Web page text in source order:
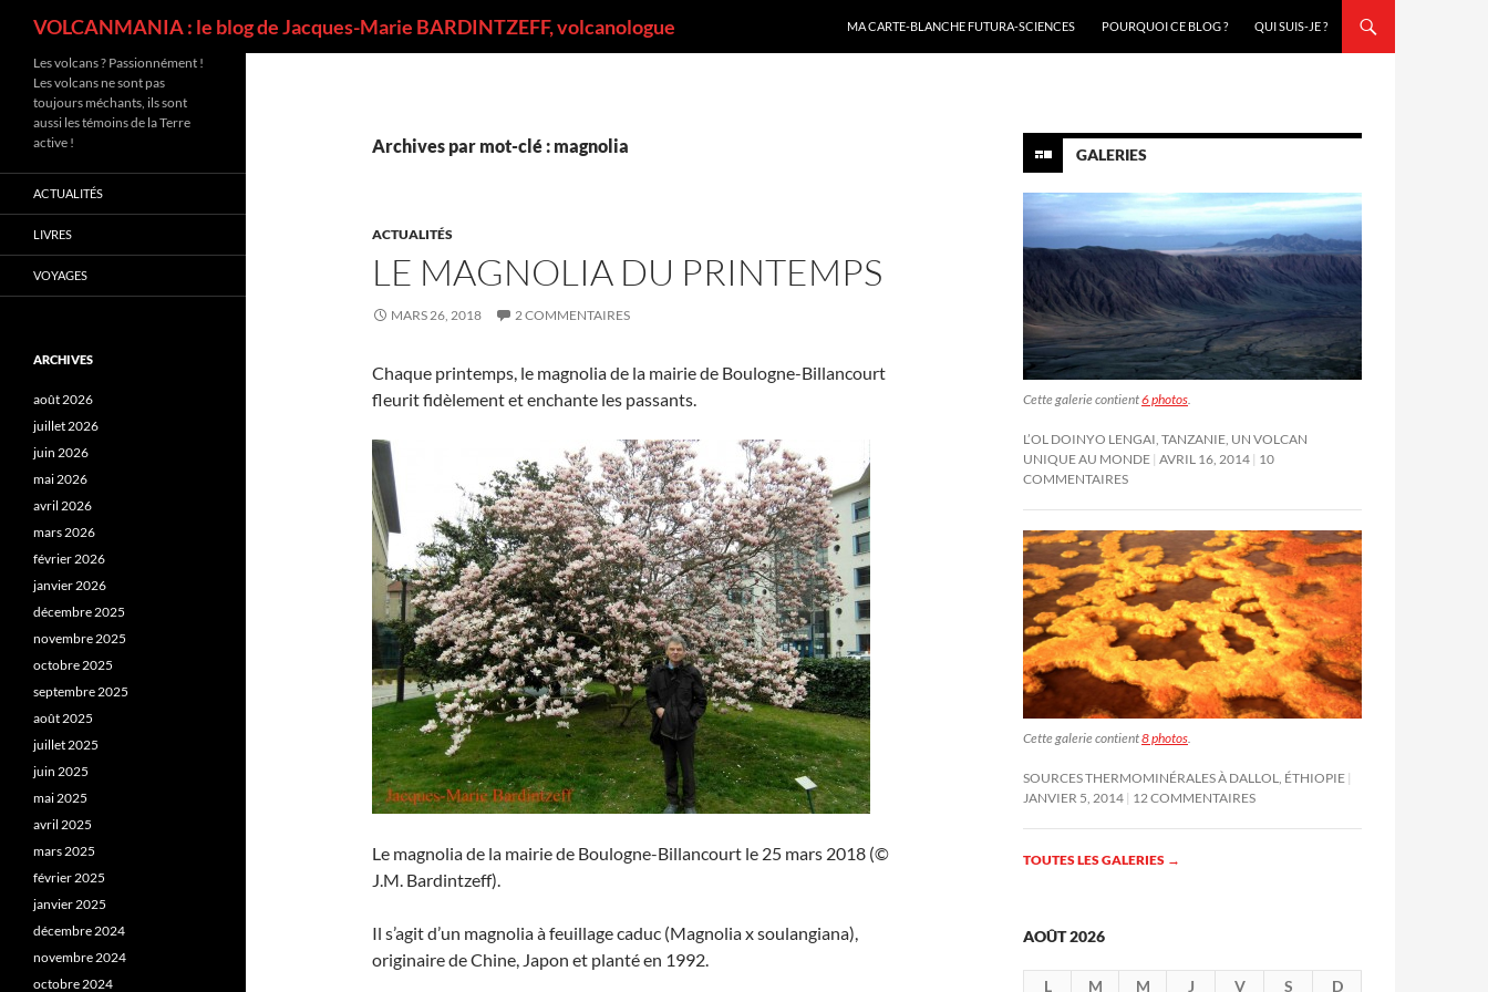
VOLCANMANIA : le blog de Jacques-Marie BARDINTZEFF, volcanologue
MA CARTE-BLANCHE FUTURA-SCIENCES
POURQUOI CE BLOG ? QUI SUIS-JE ?
Archives par mot-clé : magnolia
ACTUALITÉS
LE MAGNOLIA DU PRINTEMPS
MARS 26, 2018 2 COMMENTAIRES
Chaque printemps, le magnolia de la mairie de Boulogne-Billancourt
fleurit fidèlement et enchante les passants.
Le magnolia de la mairie de Boulogne-Billancourt le 25 mars 2018 (©
J.M. Bardintzeff).
Il s’agit d’un magnolia à feuillage caduc (Magnolia x soulangiana),
originaire de Chine, Japon et planté en 1992.
GALERIES
Cette galerie contient6 photos.
L’OL DOINYO LENGAI, TANZANIE, UN VOLCAN
UNIQUE AU MONDE AVRIL 16, 2014 10
COMMENTAIRES
Cette galerie contient8 photos
SOURCES THERMOMINÉRALES À DALLOL, ÉTHIOPIE
JANVIER 5, 2014 12 COMMENTAIRES
TOUTES LES GALERIES →
AOÛT 2026
L M M J V S
D
Les volcans ? Passionnément !
Les volcans ne sont pas
toujours méchants, ils sont
aussi les témoins de la Terre
active !
ACTUALITÉS
LIVRES
VOYAGES
ARCHIVES
août 2026
juillet 2026
juin 2026
mai 2026
avril 2026
mars 2026
février 2026
janvier 2026
décembre 2025
novembre 2025
octobre 2025
septembre 2025
août 2025
juillet 2025
juin 2025
mai 2025
avril 2025
mars 2025
février 2025
janvier 2025
décembre 2024
novembre 2024
octobre 2024